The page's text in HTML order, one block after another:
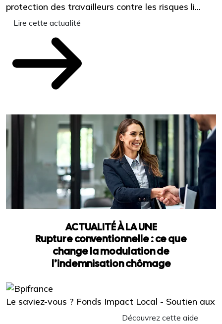
protection des travailleurs contre les risques li...
Lire cette actualité
ACTUALITÉ À LA UNE
Rupture conventionnelle : ce que
change la modulation de
l’indemnisation chômage
Le saviez-vous ? Fonds Impact Local - Soutien aux
Découvrez cette aide